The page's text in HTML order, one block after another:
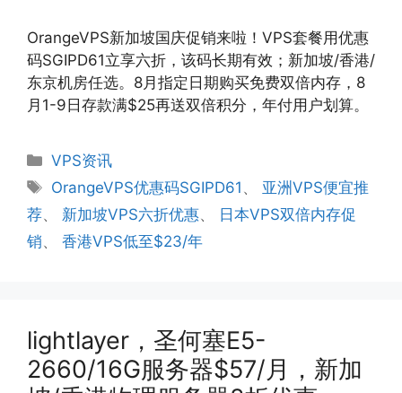
OrangeVPS新加坡国庆促销来啦！VPS套餐用优惠
码SGIPD61立享六折，该码长期有效；新加坡/香港/
东京机房任选。8月指定日期购买免费双倍内存，8
月1-9日存款满$25再送双倍积分，年付用户划算。
分
类
VPS资讯
标
签
OrangeVPS优惠码SGIPD61 、 亚洲VPS便宜推
荐、 新加坡VPS六折优惠、 日本VPS双倍内存促
销、 香港VPS低至$23/年
lightlayer，圣何塞E5-
2660/16G服务器$57/月，新加